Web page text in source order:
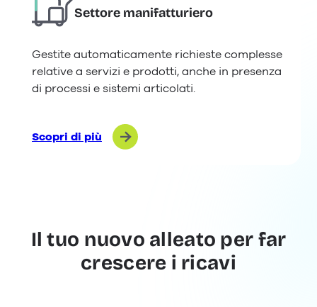
Settore manifatturiero
Gestite automaticamente richieste complesse
relative a servizi e prodotti, anche in presenza
di processi e sistemi articolati.
Scopri di più
Il tuo nuovo alleato per far
crescere i ricavi